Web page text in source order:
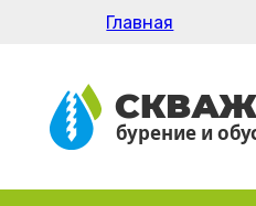
Главная